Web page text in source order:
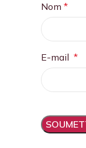
Nom *
E-mail *